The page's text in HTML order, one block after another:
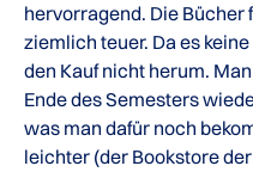
hervorragend. Die Bücher
ziemlich teuer. Da es
den Kauf nicht herum.
Ende des Semesters
was man dafür noch
leichter (der Bookstore